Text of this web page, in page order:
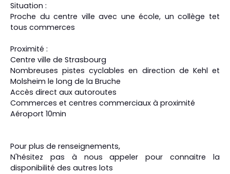
Situation :
Proche du centre ville avec une école, un collège tet
tous commerces
Proximité :
Centre ville de Strasbourg
Nombreuses pistes cyclables en direction de Kehl et
Molsheim le long de la Bruche
Accès direct aux autoroutes
Commerces et centres commerciaux à proximité
Aéroport 10min
Pour plus de renseignements,
N'hésitez pas à nous appeler pour connaitre la
disponibilité des autres lots